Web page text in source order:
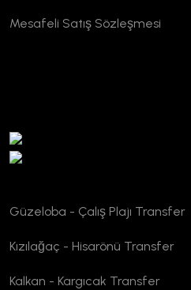
Mesafeli Satış Sözleşmesi
Güzeloba - Çalış Plajı Transfer
Kızılağaç - Hisarönü Transfer
Kalkan - Kargıcak Transfer